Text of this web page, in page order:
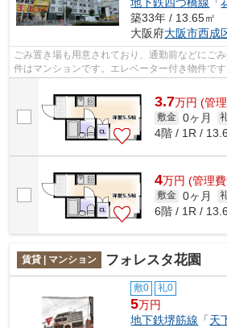
地下鉄四つ橋線 「
築33年 / 13.65㎡
大阪府大阪市西成
ごみ置き場も用意されており、通勤前などにご
件はマンションです。エレベーター付き物件で
3.7万円 (管
敷金 0ヶ月
4階 / 1R /
4万円 (管理
敷金 0ヶ月
6階 / 1R /
賃貸 | マンション フォレスタ花園
敷0 礼0
5万円
地下鉄堺筋線 「天